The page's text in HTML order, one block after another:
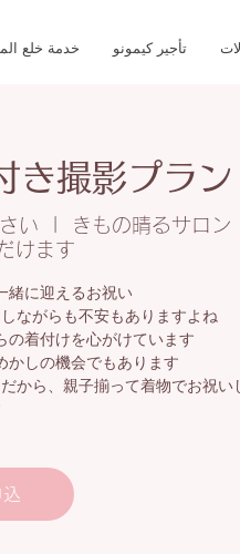
خدمة خلع تأجير كيمونو
き撮影プラン
い
きもの晴るサロン
ます。